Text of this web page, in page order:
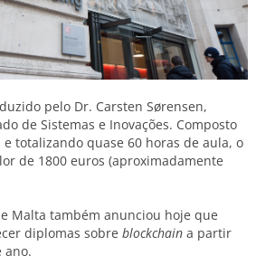
pelo Dr. Carsten Sørensen,
de Sistemas e Inovações. Composto
totalizando quase 60 horas de aula, o
de 1800 euros (aproximadamente
Malta também anunciou hoje que
diplomas sobre blockchain a partir
ano.